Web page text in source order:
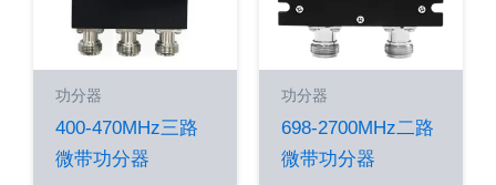
功分器
400-470MHz三路
微带功分器
功分器
698-2700MHz二路
微带功分器